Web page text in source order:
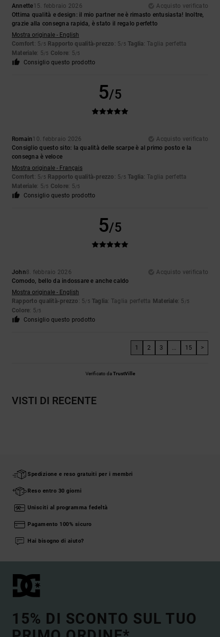
Annette15. febbraio 2026
Acquisto verificato
Ottima qualità e design: il mio partner ne è rimasto entusiasta! Inoltre,
grazie alla consegna rapida, è stato il regalo perfetto
Mostra originale - English
Comfort: 5/5 Rapporto qualità-prezzo : 5/5 Taglia: Taglia perfetta
Materiale: 5/5 Colore: 5/5
Consiglio questo prodotto
5/5
Romain10. febbraio 2026
Acquisto verificato
Consiglio questo sito: la qualità delle scarpe è al primo posto e la
consegna è veloce
Mostra originale - Français
Comfort: 5/5 Rapporto qualità-prezzo : 5/5 Taglia: Taglia perfetta
Materiale: 5/5 Colore: 5/5
Consiglio questo prodotto
5/5
John8. febbraio 2026
Acquisto verificato
Comodo, bello da indossare e anche caldo
Mostra originale - English
Rapporto qualità-prezzo : 5/5 Taglia: Taglia perfetta Materiale: 5 /5
Colore: 5/5
Consiglio questo prodotto
1 2 3 ... 15 >
Verificato daTrustVille
VISTI DI RECENTE
Spedizione e reso gratuiti per i membri
Reso entro 30 giorni
Unisciti al programma fedeltà
Pagamento 100% sicuro
Hai bisogno di aiuto?
15% DI SCONTO SUL TUO